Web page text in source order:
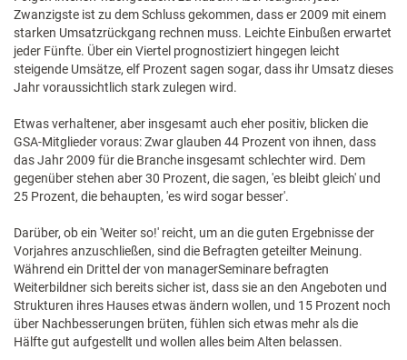
Zwanzigste ist zu dem Schluss gekommen, dass er 2009 mit einem
starken Umsatzrückgang rechnen muss. Leichte Einbußen erwartet
jeder Fünfte. Über ein Viertel prognostiziert hingegen leicht
steigende Umsätze, elf Prozent sagen sogar, dass ihr Umsatz dieses
Jahr voraussichtlich stark zulegen wird.
Etwas verhaltener, aber insgesamt auch eher positiv, blicken die
GSA-Mitglieder voraus: Zwar glauben 44 Prozent von ihnen, dass
das Jahr 2009 für die Branche insgesamt schlechter wird. Dem
gegenüber stehen aber 30 Prozent, die sagen, 'es bleibt gleich' und
25 Prozent, die behaupten, 'es wird sogar besser'.
Darüber, ob ein 'Weiter so!' reicht, um an die guten Ergebnisse der
Vorjahres anzuschließen, sind die Befragten geteilter Meinung.
Während ein Drittel der von managerSeminare befragten
Weiterbildner sich bereits sicher ist, dass sie an den Angeboten und
Strukturen ihres Hauses etwas ändern wollen, und 15 Prozent noch
über Nachbesserungen brüten, fühlen sich etwas mehr als die
Hälfte gut aufgestellt und wollen alles beim Alten belassen.